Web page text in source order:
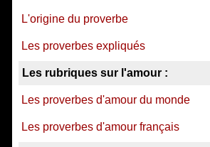
L'origine du proverbe
Les proverbes expliqués
Les rubriques sur l'amour :
Les proverbes d'amour du monde
Les proverbes d'amour français